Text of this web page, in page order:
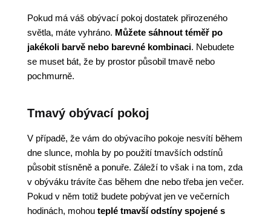
Pokud má váš obývací pokoj dostatek přirozeného
světla, máte vyhráno. Můžete sáhnout téměř po
jakékoli barvě nebo barevné kombinaci. Nebudete
se muset bát, že by prostor působil tmavě nebo
pochmurně.
Tmavý obývací pokoj
V případě, že vám do obývacího pokoje nesvítí během
dne slunce, mohla by po použití tmavších odstínů
působit stísněně a ponuře. Záleží to však i na tom, zda
v obýváku trávíte čas během dne nebo třeba jen večer.
Pokud v něm totiž budete pobývat jen ve večerních
hodinách, mohou teplé tmavší odstíny spojené s